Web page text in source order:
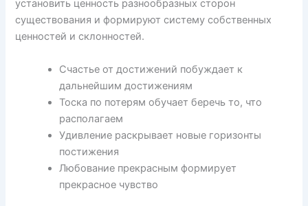
установить ценность разнообразных сторон
существования и формируют систему собственных
ценностей и склонностей.
Счастье от достижений побуждает к
дальнейшим достижениям
Тоска по потерям обучает беречь то, что
располагаем
Удивление раскрывает новые горизонты
постижения
Любование прекрасным формирует
прекрасное чувство